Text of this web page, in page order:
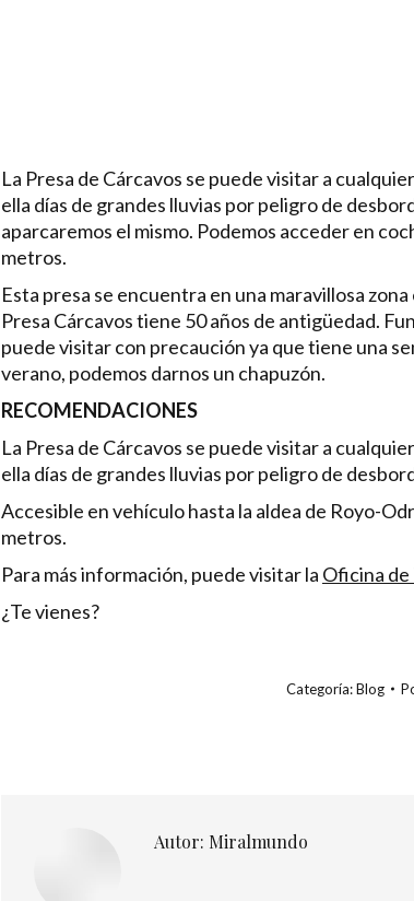
La Presa de Cárcavos se puede visitar a
ella días de grandes lluvias por peligro de
aparcaremos el mismo. Podemos acceder en
metros.
Esta presa se encuentra en una maravillosa
Presa Cárcavos tiene 50 años de antigüedad.
puede visitar con precaución ya que tiene una
verano, podemos darnos un chapuzón.
RECOMENDACIONES
La Presa de Cárcavos se puede visitar a
ella días de grandes lluvias por peligro de
Accesible en vehículo hasta la aldea de Royo-
metros.
Para más información, puede visitar la Oficina de
¿Te vienes?
Categoría:Blog
Autor: Miralmundo